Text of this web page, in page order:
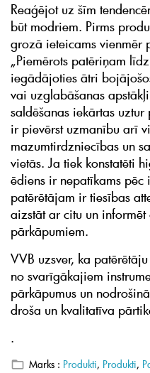
Reaģējot uz šīm
būt modriem. Pirms
grozā ieteicams vienmēr
„Piemērots patēriņam
iegādājoties ātri
vai uzglabāšanas
saldēšanas iekārtas
ir pievērst uzmanību arī
mazumtirdzniecības un
vietās. Ja tiek konstatēti
ēdiens ir nepatīkams pēc
patērētājam ir tiesības
aizstāt ar citu un
pārkāpumiem.
VVB uzsver, ka
no svarīgākajiem
pārkāpumus un
droša un kvalitatīva
.
Marks : Produkti, Produkti,